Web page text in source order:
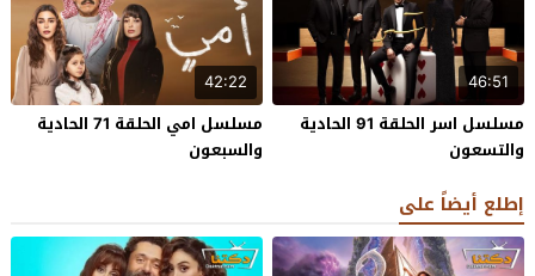
46:51
مسلسل اسر الحلقة 91 الحادية
والتسعون
42:22
مسلسل امي الحلقة 71 الحادية
والسبعون
إطلع أيضاً على